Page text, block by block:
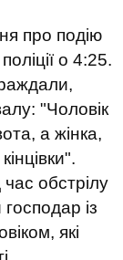
про подію
о 4:25.
"Чоловік
а жінка,
обстрілу
із
які